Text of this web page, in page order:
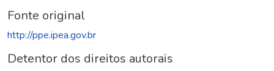
Fonte original
http://ppe.ipea.gov.br
Detentor dos direitos autorais